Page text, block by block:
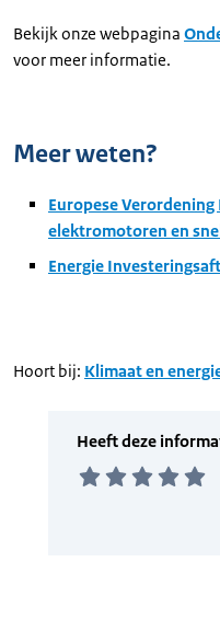
Bekijk onze webpagina
voor meer informatie.
Meer weten?
Europese
elektromotoren en
Energie
Hoort bij: Klimaat en